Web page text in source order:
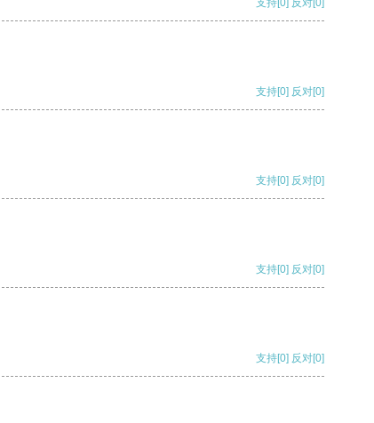
支持[0] 反对[0]
支持[0] 反对[0]
支持[0] 反对[0]
支持[0] 反对[0]
支持[0] 反对[0]